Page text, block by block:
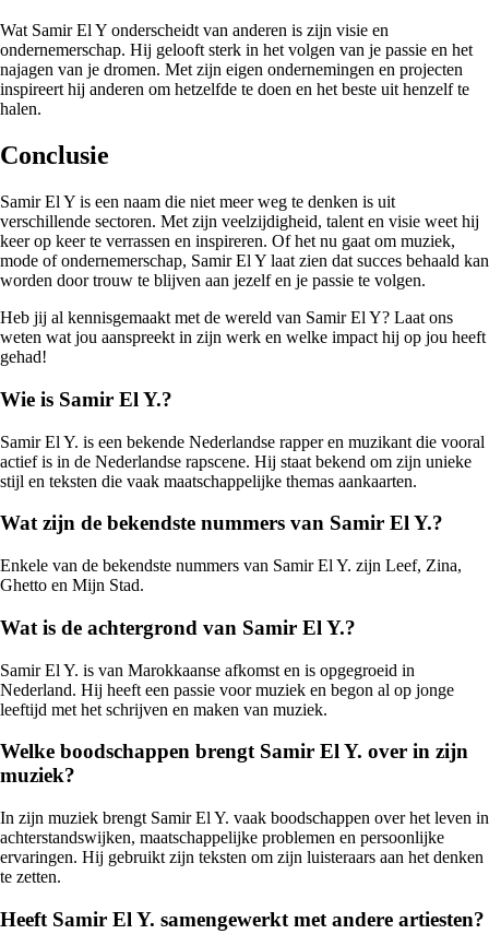
Wat Samir El Y onderscheidt van anderen is zijn visie en
ondernemerschap. Hij gelooft sterk in het volgen van je passie en het
najagen van je dromen. Met zijn eigen ondernemingen en projecten
inspireert hij anderen om hetzelfde te doen en het beste uit henzelf te
halen.
Conclusie
Samir El Y is een naam die niet meer weg te denken is uit
verschillende sectoren. Met zijn veelzijdigheid, talent en visie weet hij
keer op keer te verrassen en inspireren. Of het nu gaat om muziek,
mode of ondernemerschap, Samir El Y laat zien dat succes behaald kan
worden door trouw te blijven aan jezelf en je passie te volgen.
Heb jij al kennisgemaakt met de wereld van Samir El Y? Laat ons
weten wat jou aanspreekt in zijn werk en welke impact hij op jou heeft
gehad!
Wie is Samir El Y.?
Samir El Y. is een bekende Nederlandse rapper en muzikant die vooral
actief is in de Nederlandse rapscene. Hij staat bekend om zijn unieke
stijl en teksten die vaak maatschappelijke themas aankaarten.
Wat zijn de bekendste nummers van Samir El Y.?
Enkele van de bekendste nummers van Samir El Y. zijn Leef, Zina,
Ghetto en Mijn Stad.
Wat is de achtergrond van Samir El Y.?
Samir El Y. is van Marokkaanse afkomst en is opgegroeid in
Nederland. Hij heeft een passie voor muziek en begon al op jonge
leeftijd met het schrijven en maken van muziek.
Welke boodschappen brengt Samir El Y. over in zijn
muziek?
In zijn muziek brengt Samir El Y. vaak boodschappen over het leven in
achterstandswijken, maatschappelijke problemen en persoonlijke
ervaringen. Hij gebruikt zijn teksten om zijn luisteraars aan het denken
te zetten.
Heeft Samir El Y. samengewerkt met andere artiesten?